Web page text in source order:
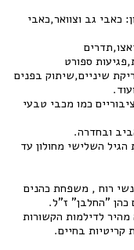
ספורט
ובחדרה.
כהן "החלבן" ז"ל.
קריטיות בחיים.